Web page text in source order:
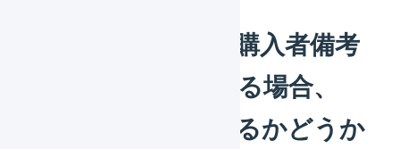
楽天市場の​注文の​購入者備考
欄が​入力されている​場合、​
「確認待ち」に​するか​どうか​